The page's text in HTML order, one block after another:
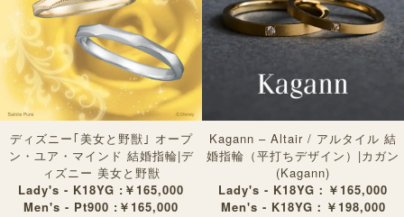
ディズニー｢美女と野獣｣ オープ
ン・ユア・マインド 結婚指輪|デ
ィズニー 美女と野獣
Lady's - K18YG :￥165,000
Men's - Pt900 :￥165,000
Kagann – Altair / アルタイル 結
婚指輪（平打ちデザイン）|カガン
(Kagann)
Lady's - K18YG：￥165,000
Men's - K18YG：￥198,000